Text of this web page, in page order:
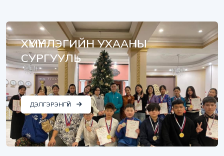
ХҮМҮҮНЛЭГИЙН УХААНЫ
СУРГУУЛЬ
ДЭЛГЭРЭНГҮЙ